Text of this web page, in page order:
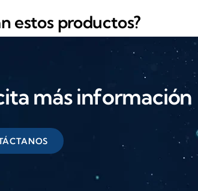
estos productos?
más información